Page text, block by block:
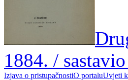
1884. /
Izjava o pristupačnostiO portaluUvjeti